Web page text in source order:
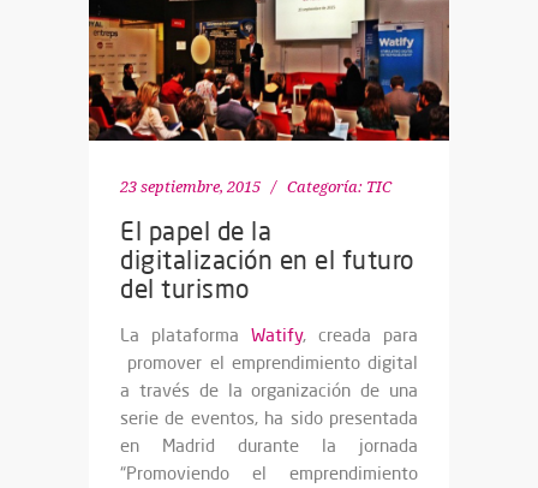
23 septiembre, 2015 Categoría: TIC
El papel de la
digitalización en el futuro
del turismo
La plataforma Watify, creada para
promover el emprendimiento digital
a través de la organización de una
serie de eventos, ha sido presentada
en Madrid durante la jornada
“Promoviendo el emprendimiento